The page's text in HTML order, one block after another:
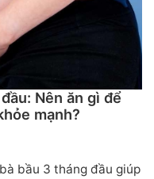
Nên ăn gì để
mạnh?
bầu 3 tháng đầu giúp